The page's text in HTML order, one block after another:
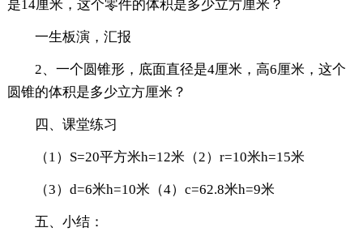
是14厘米，这个零件的体积是多少立方厘米？
一生板演，汇报
2、一个圆锥形，底面直径是4厘米，高6厘米，这个
圆锥的体积是多少立方厘米？
四、课堂练习
（1）S=20平方米h=12米（2）r=10米h=15米
（3）d=6米h=10米（4）c=62.8米h=9米
五、小结：